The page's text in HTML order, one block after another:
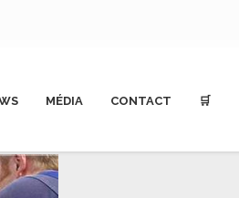
MÉDIA CONTACT 🛒